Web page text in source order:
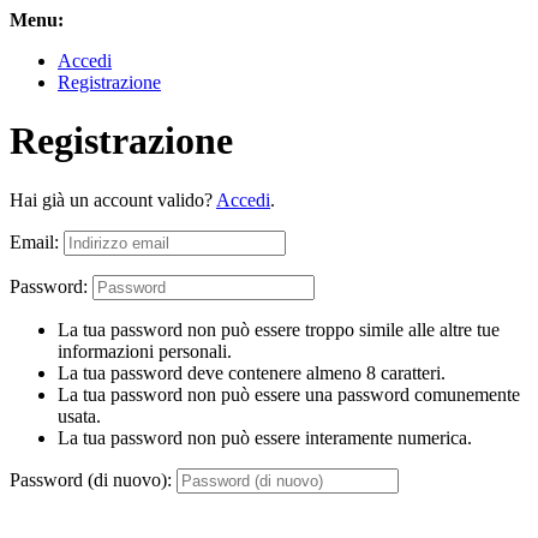
Menu:
Accedi
Registrazione
Registrazione
Hai già un account valido? Accedi.
Email:
Password:
La tua password non può essere troppo simile alle altre tue
informazioni personali.
La tua password deve contenere almeno 8 caratteri.
La tua password non può essere una password comunemente
usata.
La tua password non può essere interamente numerica.
Password (di nuovo):